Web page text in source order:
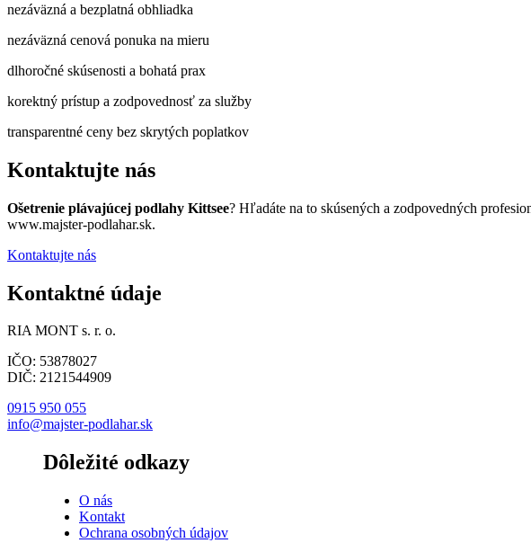
nezáväzná a bezplatná obhliadka
nezáväzná cenová ponuka na mieru
dlhoročné skúsenosti a bohatá prax
korektný prístup a zodpovednosť za služby
transparentné ceny bez skrytých poplatkov
Kontaktujte nás
Ošetrenie plávajúcej podlahy Kittsee? Hľadáte na to skúsených a zodpovedných
www.majster-podlahar.sk.
Kontaktujte nás
Kontaktné údaje
RIA MONT s. r. o.
IČO: 53878027
DIČ: 2121544909
0915 950 055
info@majster-podlahar.sk
Dôležité odkazy
O nás
Kontakt
Ochrana osobných údajov